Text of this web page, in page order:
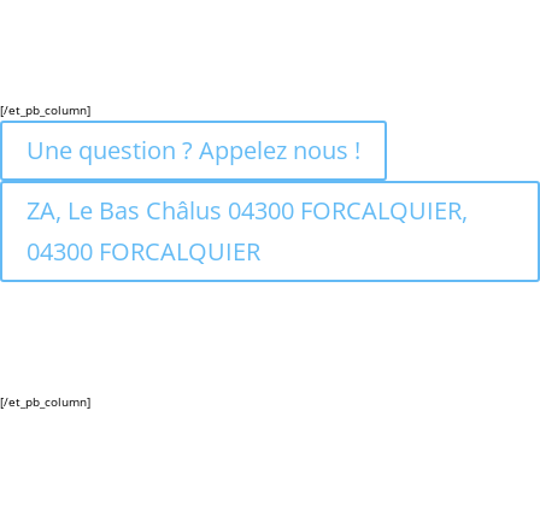
[/et_pb_column]
Une question ? Appelez nous !
ZA, Le Bas Châlus 04300 FORCALQUIER,
04300 FORCALQUIER
[/et_pb_column]